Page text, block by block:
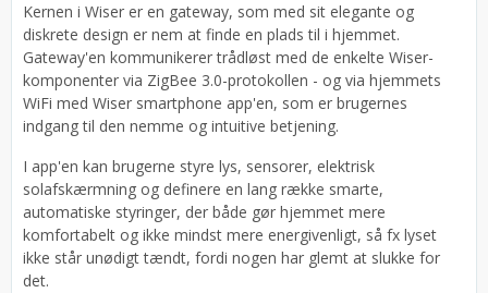
Kernen i Wiser er en gateway, som med sit elegante og
diskrete design er nem at finde en plads til i hjemmet.
Gateway'en kommunikerer trådløst med de enkelte Wiser-
komponenter via ZigBee 3.0-protokollen - og via hjemmets
WiFi med Wiser smartphone app'en, som er brugernes
indgang til den nemme og intuitive betjening.
I app'en kan brugerne styre lys, sensorer, elektrisk
solafskærmning og definere en lang række smarte,
automatiske styringer, der både gør hjemmet mere
komfortabelt og ikke mindst mere energivenligt, så fx lyset
ikke står unødigt tændt, fordi nogen har glemt at slukke for
det.